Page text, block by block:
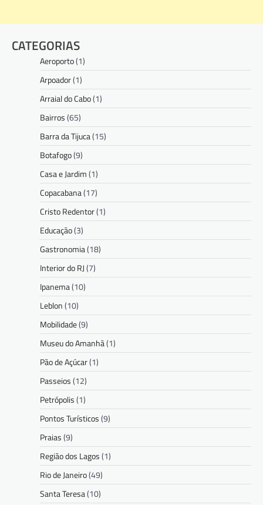
CATEGORIAS
Aeroporto(1)
Arpoador(1)
Arraial do Cabo(1)
Bairros(65)
Barra da Tijuca(15)
Botafogo(9)
Casa e Jardim(1)
Copacabana(17)
Cristo Redentor(1)
Educação(3)
Gastronomia(18)
Interior do RJ(7)
Ipanema(10)
Leblon(10)
Mobilidade(9)
Museu do Amanhã(1)
Pão de Açúcar(1)
Passeios(12)
Petrópolis(1)
Pontos Turísticos(9)
Praias(9)
Região dos Lagos(1)
Rio de Janeiro(49)
Santa Teresa(10)